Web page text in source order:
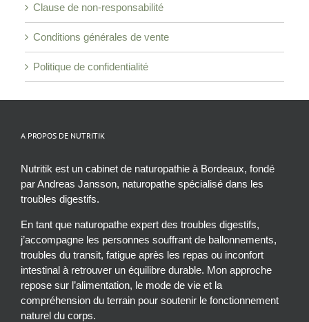
Clause de non-responsabilité
Conditions générales de vente
Politique de confidentialité
A PROPOS DE NUTRITIK
Nutritik est un cabinet de naturopathie à Bordeaux, fondé
par Andreas Jansson, naturopathe spécialisé dans les
troubles digestifs.
En tant que naturopathe expert des troubles digestifs,
j’accompagne les personnes souffrant de ballonnements,
troubles du transit, fatigue après les repas ou inconfort
intestinal à retrouver un équilibre durable. Mon approche
repose sur l’alimentation, le mode de vie et la
compréhension du terrain pour soutenir le fonctionnement
naturel du corps.